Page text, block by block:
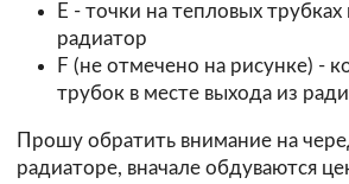
E - точки на тепловых трубках
радиатор
F (не отмечено на рисунке) -
трубок в месте выхода из
Прошу обратить внимание на
радиаторе, вначале обдуваются